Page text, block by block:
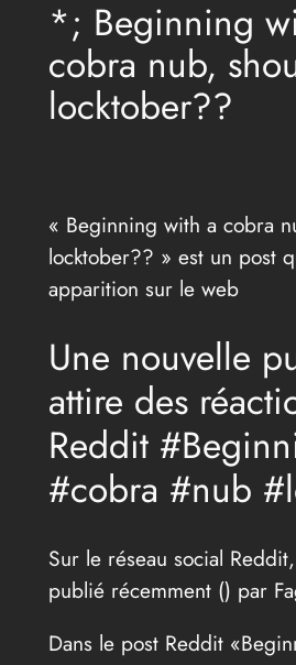
*; Beginning
cobra nub,
locktober??
« Beginning with a cobra
locktober?? » est un post
apparition sur le web
Une nouvelle
attire des
Reddit
#cobra #nub
Sur le réseau social
publié récemment () par
Dans le post Reddit